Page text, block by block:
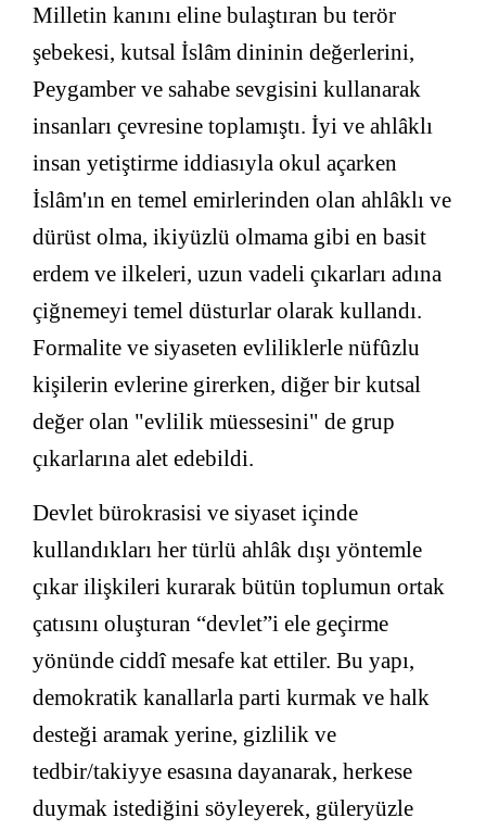
Milletin kanını eline bulaştıran bu terör
şebekesi, kutsal İslâm dininin değerlerini,
Peygamber ve sahabe sevgisini kullanarak
insanları çevresine toplamıştı. İyi ve ahlâklı
insan yetiştirme iddiasıyla okul açarken
İslâm'ın en temel emirlerinden olan ahlâklı ve
dürüst olma, ikiyüzlü olmama gibi en basit
erdem ve ilkeleri, uzun vadeli çıkarları adına
çiğnemeyi temel düsturlar olarak kullandı.
Formalite ve siyaseten evliliklerle nüfûzlu
kişilerin evlerine girerken, diğer bir kutsal
değer olan "evlilik müessesini" de grup
çıkarlarına alet edebildi.
Devlet bürokrasisi ve siyaset içinde
kullandıkları her türlü ahlâk dışı yöntemle
çıkar ilişkileri kurarak bütün toplumun ortak
çatısını oluşturan “devlet”i ele geçirme
yönünde ciddî mesafe kat ettiler. Bu yapı,
demokratik kanallarla parti kurmak ve halk
desteği aramak yerine, gizlilik ve
tedbir/takiyye esasına dayanarak, herkese
duymak istediğini söyleyerek, güleryüzle